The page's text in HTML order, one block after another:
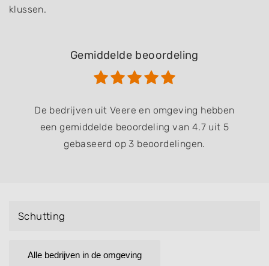
klussen.
Gemiddelde beoordeling
De bedrijven uit Veere en omgeving hebben
een gemiddelde beoordeling van 4.7 uit 5
gebaseerd op 3 beoordelingen.
Schutting
Alle bedrijven in de omgeving